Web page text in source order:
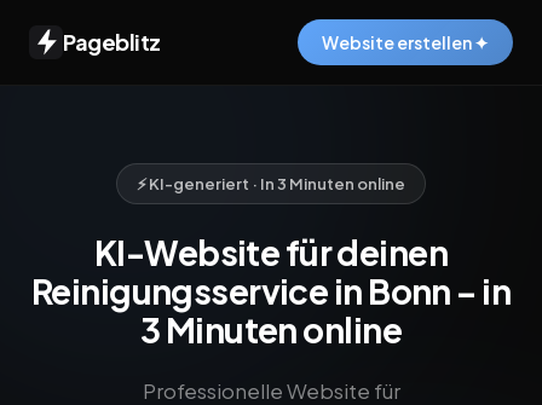
Pageblitz Website erstellen ✦
⚡ KI-generiert · In 3 Minuten online
KI-Website für deinen
Reinigungsservice in Bonn – in
3 Minuten online
Professionelle Website für